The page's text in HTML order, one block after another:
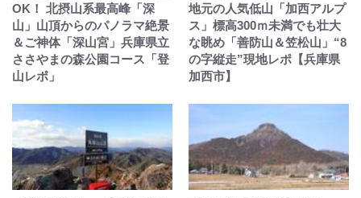
OK！ 北摂山系最高峰「深
山」山頂からのパノラマ絶景
＆ご神体「深山宮」兵庫県立
ささやまの森公園コース「登
山レポ」
地元の人気低山「加西アルプ
ス」標高300ｍ未満でも壮大
な眺め「善防山＆笠松山」“8
の字縦走”現地レポ【兵庫県
加西市】